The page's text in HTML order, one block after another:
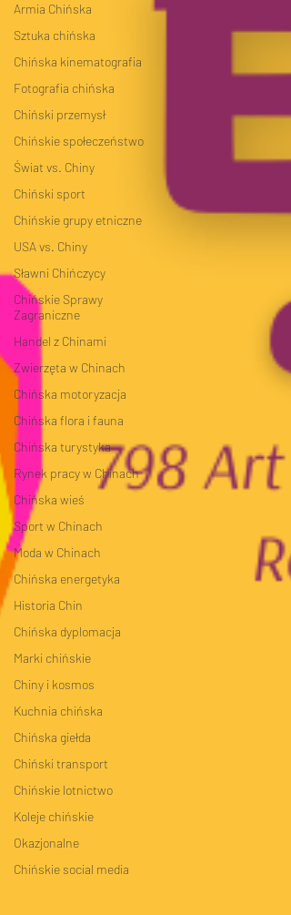
Armia Chińska
Sztuka chińska
Chińska kinematografia
Fotografia chińska
Chiński przemysł
Chińskie społeczeństwo
Świat vs. Chiny
Chiński sport
Chińskie grupy etniczne
USA vs. Chiny
Sławni Chińczycy
Chińskie Sprawy
Zagraniczne
Handel z Chinami
Zwierzęta w Chinach
Chińska motoryzacja
Chińska flora i fauna
Chińska turystyka
Rynek pracy w Chinach
Chińska wieś
Sport w Chinach
Moda w Chinach
Chińska energetyka
Historia Chin
Chińska dyplomacja
Marki chińskie
Chiny i kosmos
Kuchnia chińska
Chińska giełda
Chiński transport
Chińskie lotnictwo
Koleje chińskie
Okazjonalne
Chińskie social media